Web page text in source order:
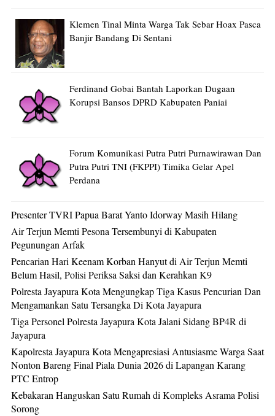
Klemen Tinal Minta Warga Tak Sebar Hoax Pasca
Banjir Bandang Di Sentani
Ferdinand Gobai Bantah Laporkan Dugaan
Korupsi Bansos DPRD Kabupaten Paniai
Forum Komunikasi Putra Putri Purnawirawan Dan
Putra Putri TNI (FKPPI) Timika Gelar Apel
Perdana
Presenter TVRI Papua Barat Yanto Idorway Masih Hilang
Air Terjun Memti Pesona Tersembunyi di Kabupaten
Pegunungan Arfak
Pencarian Hari Keenam Korban Hanyut di Air Terjun Memti
Belum Hasil, Polisi Periksa Saksi dan Kerahkan K9
Polresta Jayapura Kota Mengungkap Tiga Kasus Pencurian Dan
Mengamankan Satu Tersangka Di Kota Jayapura
Tiga Personel Polresta Jayapura Kota Jalani Sidang BP4R di
Jayapura
Kapolresta Jayapura Kota Mengapresiasi Antusiasme Warga Saat
Nonton Bareng Final Piala Dunia 2026 di Lapangan Karang
PTC Entrop
Kebakaran Hanguskan Satu Rumah di Kompleks Asrama Polisi
Sorong